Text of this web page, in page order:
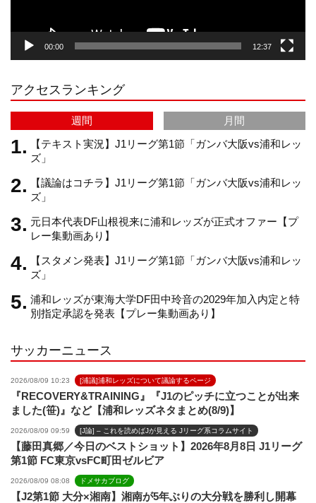
r
a
m
e
C
h
a
n
n
e
00:00 12:37
アクセスランキング
週間
月間
【テキスト実況】J1リーグ第1節「ガンバ大阪vs浦和レッ
ズ」
【議論はコチラ】J1リーグ第1節「ガンバ大阪vs浦和レッ
ズ」
元日本代表DF山根視来に浦和レッズが正式オファー【プ
レー集動画あり】
【スタメン発表】J1リーグ第1節「ガンバ大阪vs浦和レッ
ズ」
浦和レッズが東海大学DF田中玲音の2029年加入内定と特
別指定承認を発表【プレー集動画あり】
サッカーニュース
2026/08/09 10:23 [浦議]浦和レッズについて議論するページ
『RECOVERY&TRAINING』『J1のピッチに立つことが出来
ました(笹)』など【浦和レッズネタまとめ(8/9)】
2026/08/09 09:59 [J論] – これを読めばJが見える Jリーグ系コラムサイト
【藤田真郷／今日のベストショット】2026年8月8日 J1リーグ
第1節 FC東京vsFC町田ゼルビア
2026/08/09 08:08 ドメサカブログ
【J2第1節 大分×湘南】湘南が5年ぶりの大分戦を勝利し開幕